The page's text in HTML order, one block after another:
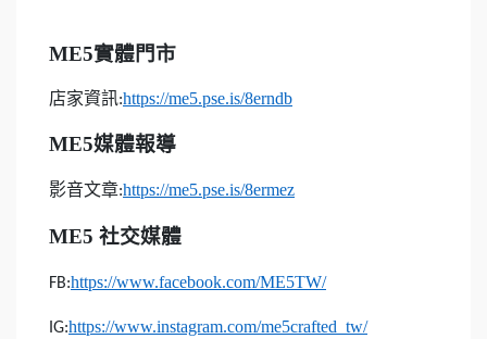
ME5實體門市
店家資訊:https://me5.pse.is/8erndb
ME5媒體報導
影音文章:https://me5.pse.is/8ermez
ME5 社交媒體
FB:https://www.facebook.com/ME5TW/
IG:https://www.instagram.com/me5crafted_tw/